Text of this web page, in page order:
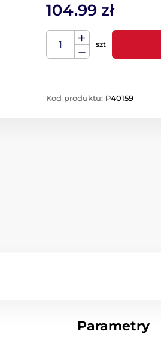
104.99 zł
szt
Kod produktu: P40159
Parametry